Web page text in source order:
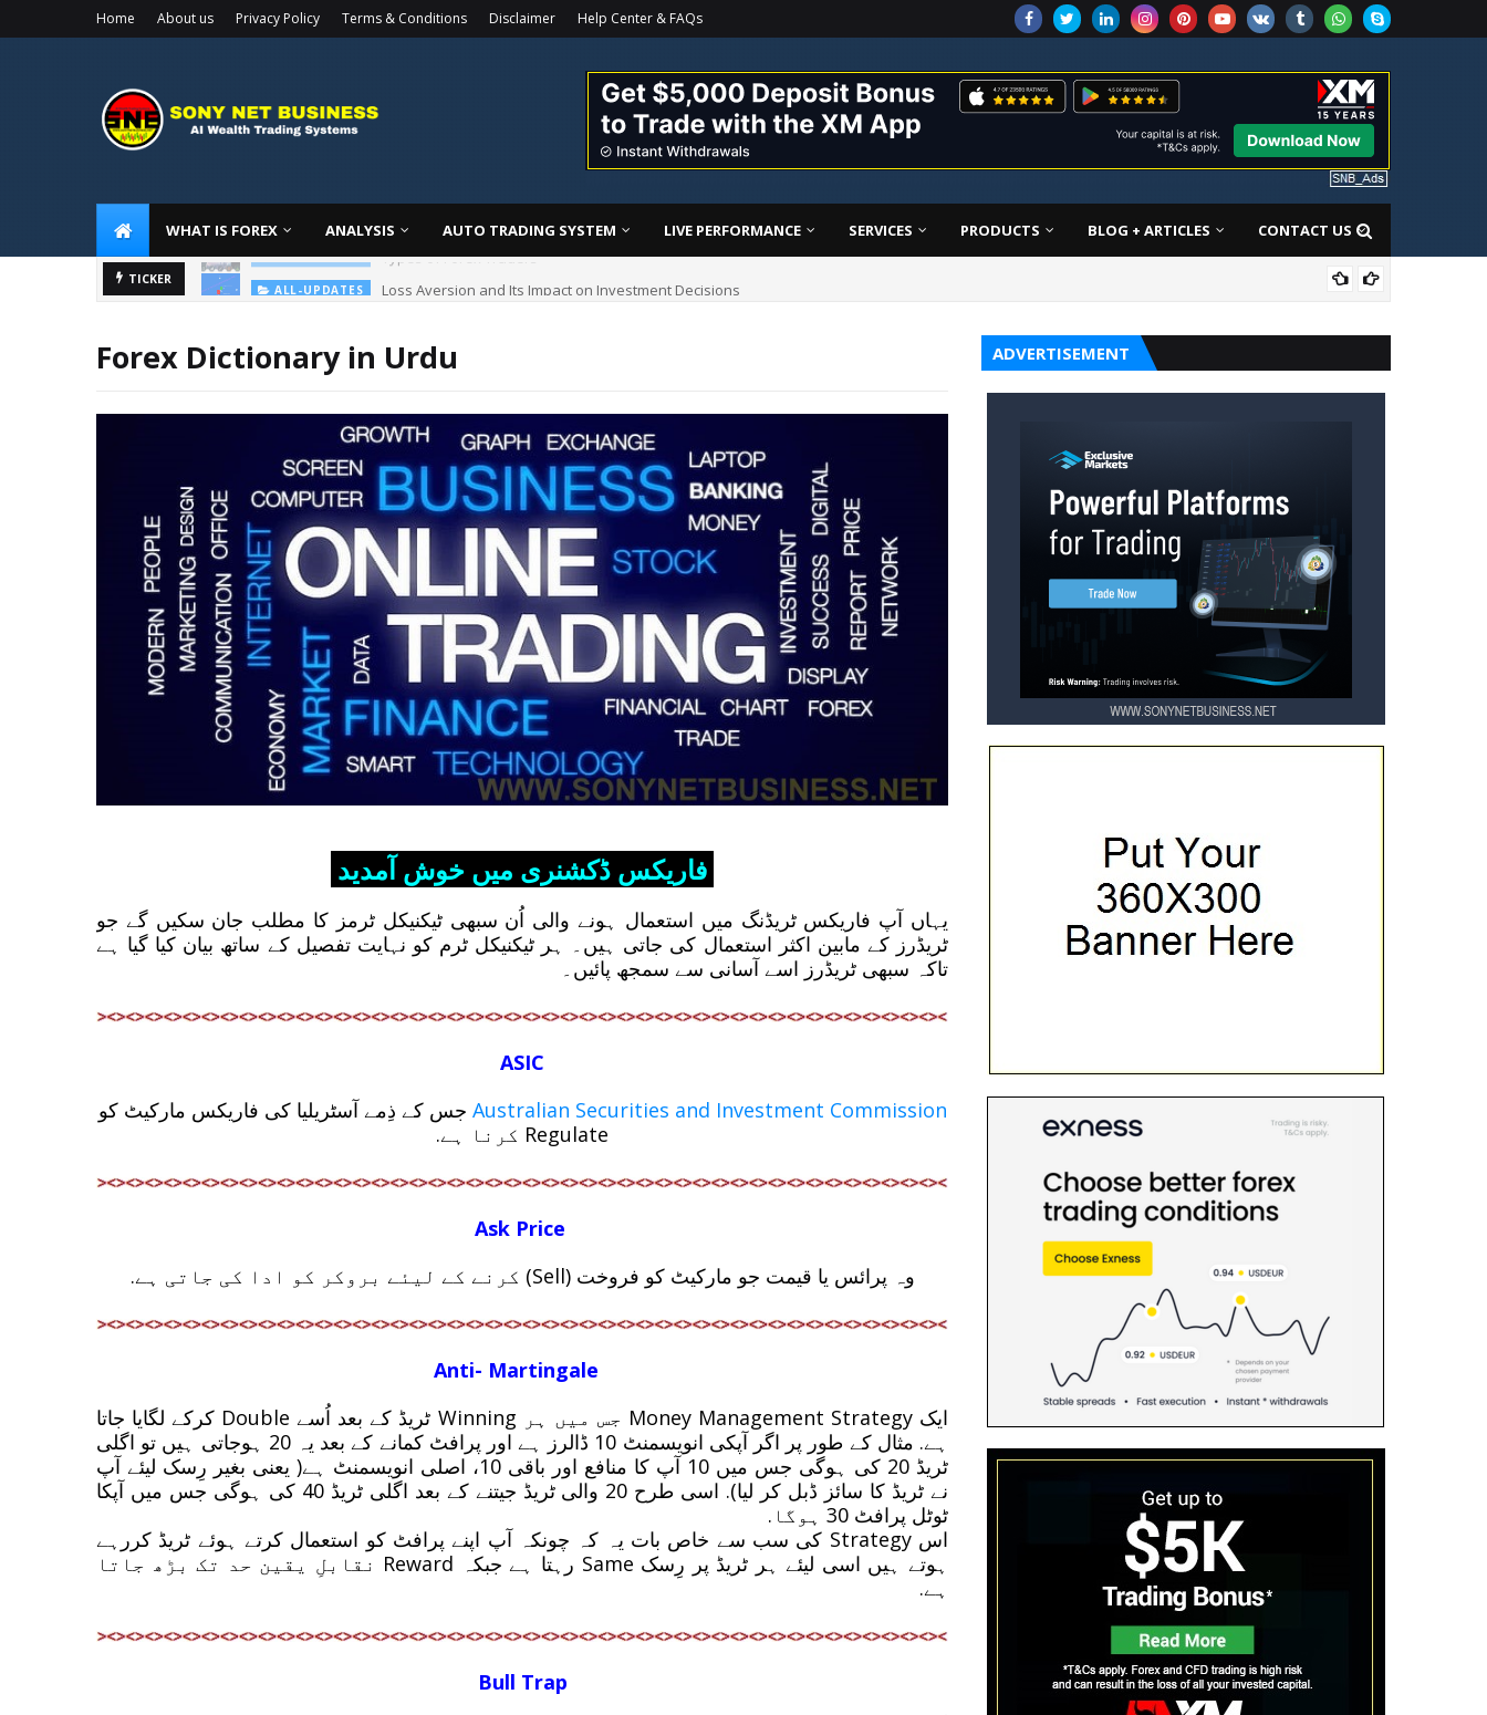
Home About us Privacy Policy Terms & Conditions Disclaimer Help Center & FAQs
WHAT IS FOREX ANALYSIS AUTO TRADING SYSTEM LIVE PERFORMANCE SERVICES PRODUCTS BLOG + ARTICLES CONTACT US
TICKER ALL-UPDATES
Forex Dictionary in Urdu
فاریکس ڈکشنری میں خوش آمدید
یہاں آپ فاریکس ٹریڈنگ میں استعمال ہونے والی اُن سبھی ٹیکنیکل ٹرمز کا مطلب جان سکیں گے جو
ٹریڈرز کے مابین اکثر استعمال کی جاتی ہیں۔ ہر ٹیکنیکل ٹرم کو نہایت تفصیل کے ساتھ بیان کیا گیا ہے
تاکہ سبھی ٹریڈرز اسے آسانی سے سمجھ پائیں۔
ASIC
Australian Securities and Investment Commission جس کے ذِمے آسٹریلیا کی فاریکس مارکیٹ کو
Regulate کرنا ہے.
Ask Price
وہ پرائس یا قیمت جو مارکیٹ کو فروخت (Sell) کرنے کے لیئے بروکر کو ادا کی جاتی ہے.
Anti- Martingale
ایک Money Management Strategy جس میں ہر Winning ٹریڈ کے بعد اُسے Double کرکے لگایا جاتا
ہے. مثال کے طور پر اگر آپکی انویسمنٹ 10 ڈالرز ہے اور پرافٹ کمانے کے بعد یہ 20 ہوجاتی ہیں تو اگلی
ٹریڈ 20 کی ہوگی جس میں 10 آپ کا منافع اور باقی 10، اصلی انویسمنٹ ہے( یعنی بغیر رِسک لیئے آپ
نے ٹریڈ کا سائز ڈبل کر لیا). اسی طرح 20 والی ٹریڈ جیتنے کے بعد اگلی ٹریڈ 40 کی ہوگی جس میں آپکا
ٹوٹل پرافٹ 30 ہوگا.
اس Strategy کی سب سے خاص بات یہ کہ چونکہ آپ اپنے پرافٹ کو استعمال کرتے ہوئے ٹریڈ کررہے
ہوتے ہیں اسی لیئے ہر ٹریڈ پر رِسک Same رہتا ہے جبکہ Reward نقابلِ یقین حد تک بڑھ جاتا
ہے.
Bull Trap
ADVERTISEMENT